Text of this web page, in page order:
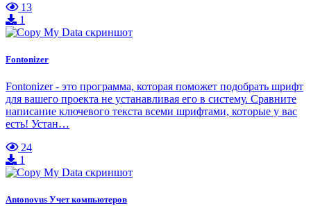
13
1
Fontonizer
Fontonizer - это программа, которая поможет подобрать шрифт
для вашего проекта не устанавливая его в систему. Сравните
написание ключевого текста всеми шрифтами, которые у вас
есть! Устан…
24
1
Antonovus Учет компьютеров